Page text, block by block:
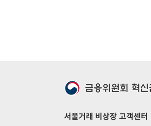
서울거래 비상장 고객센터